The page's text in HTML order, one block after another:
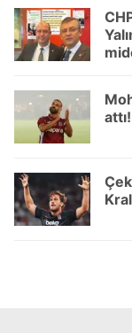
Çerezlere ilişkin
vasıtasıyla
için Ayarlar
6698 sayılı
hazırlanmış
almak için lütfen